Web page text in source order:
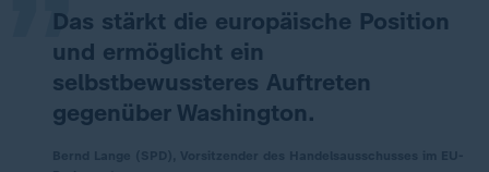
Das stärkt die europäische Position
und ermöglicht ein
selbstbewussteres Auftreten
gegenüber Washington.